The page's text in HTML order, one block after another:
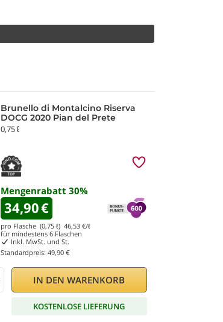
Brunello di Montalcino Riserva
DOCG 2020 Pian del Prete
0,75 ℓ
Mengenrabatt 30%
34,90€
pro Flasche (0,75 ℓ) 46,53 €/ℓ
für mindestens 6 Flaschen
Inkl. MwSt. und St.
Standardpreis: 49,90 €
IN DEN WARENKORB
KOSTENLOSE LIEFERUNG